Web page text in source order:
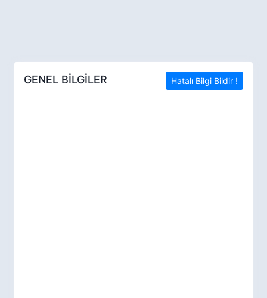
GENEL BİLGİLER Hatalı Bilgi Bildir !